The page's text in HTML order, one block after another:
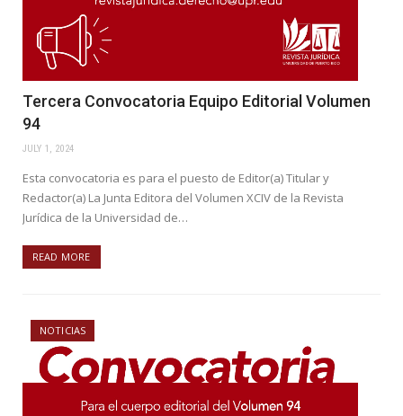
Tercera Convocatoria Equipo Editorial Volumen
94
JULY 1, 2024
Esta convocatoria es para el puesto de Editor(a) Titular y
Redactor(a) La Junta Editora del Volumen XCIV de la Revista
Jurídica de la Universidad de…
READ MORE
NOTICIAS